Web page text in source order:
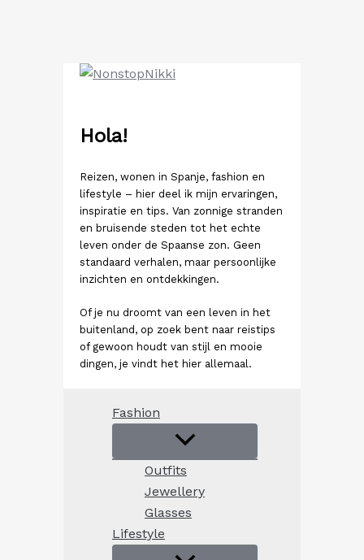
Hola!
Reizen, wonen in Spanje, fashion en
lifestyle – hier deel ik mijn ervaringen,
inspiratie en tips. Van zonnige stranden
en bruisende steden tot het echte
leven onder de Spaanse zon. Geen
standaard verhalen, maar persoonlijke
inzichten en ontdekkingen.
Of je nu droomt van een leven in het
buitenland, op zoek bent naar reistips
of gewoon houdt van stijl en mooie
dingen, je vindt het hier allemaal.
Fashion
Outfits
Jewellery
Glasses
Lifestyle